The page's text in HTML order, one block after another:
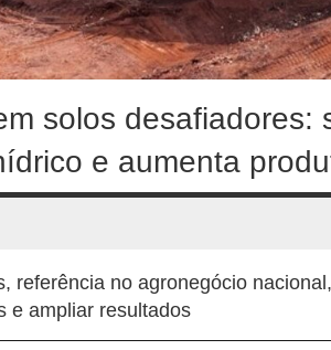
solos desafiadores:
e aumenta
referência no agronegócio
e ampliar resultados